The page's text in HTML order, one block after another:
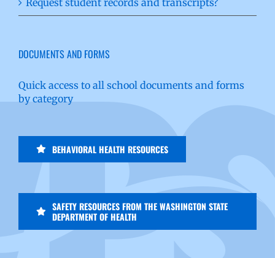
DOCUMENTS AND FORMS
Quick access to all school documents and forms
by category
BEHAVIORAL HEALTH RESOURCES
SAFETY RESOURCES FROM THE WASHINGTON STATE
DEPARTMENT OF HEALTH